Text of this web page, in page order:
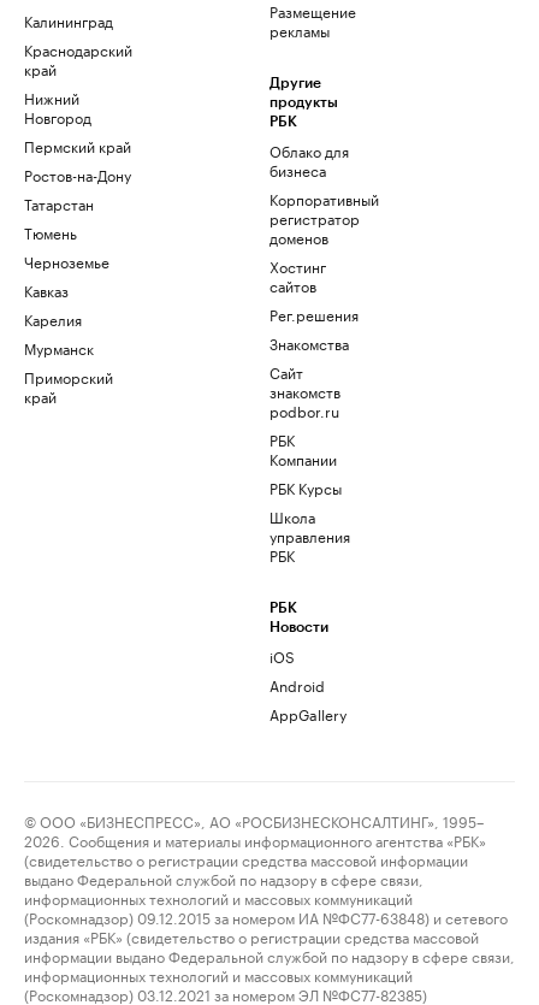
Калининград
Краснодарский
край
Нижний
Новгород
Пермский край
Ростов-на-Дону
Татарстан
Тюмень
Черноземье
Кавказ
Карелия
Мурманск
Приморский
край
Размещение
рекламы
Другие
продукты
РБК
Облако для
бизнеса
Корпоративный
регистратор
доменов
Хостинг
сайтов
Рег.решения
Знакомства
Сайт
знакомств
podbor.ru
РБК
Компании
РБК Курсы
Школа
управления
РБК
РБК
Новости
iOS
Android
AppGallery
© ООО «БИЗНЕСПРЕСС», АО «РОСБИЗНЕСКОНСАЛТИНГ», 1995–
2026. Сообщения и материалы информационного агентства «РБК»
(свидетельство о регистрации средства массовой информации
выдано Федеральной службой по надзору в сфере связи,
информационных технологий и массовых коммуникаций
(Роскомнадзор) 09.12.2015 за номером ИА №ФС77-63848) и сетевого
издания «РБК» (свидетельство о регистрации средства массовой
информации выдано Федеральной службой по надзору в сфере связи,
информационных технологий и массовых коммуникаций
(Роскомнадзор) 03.12.2021 за номером ЭЛ №ФС77-82385)